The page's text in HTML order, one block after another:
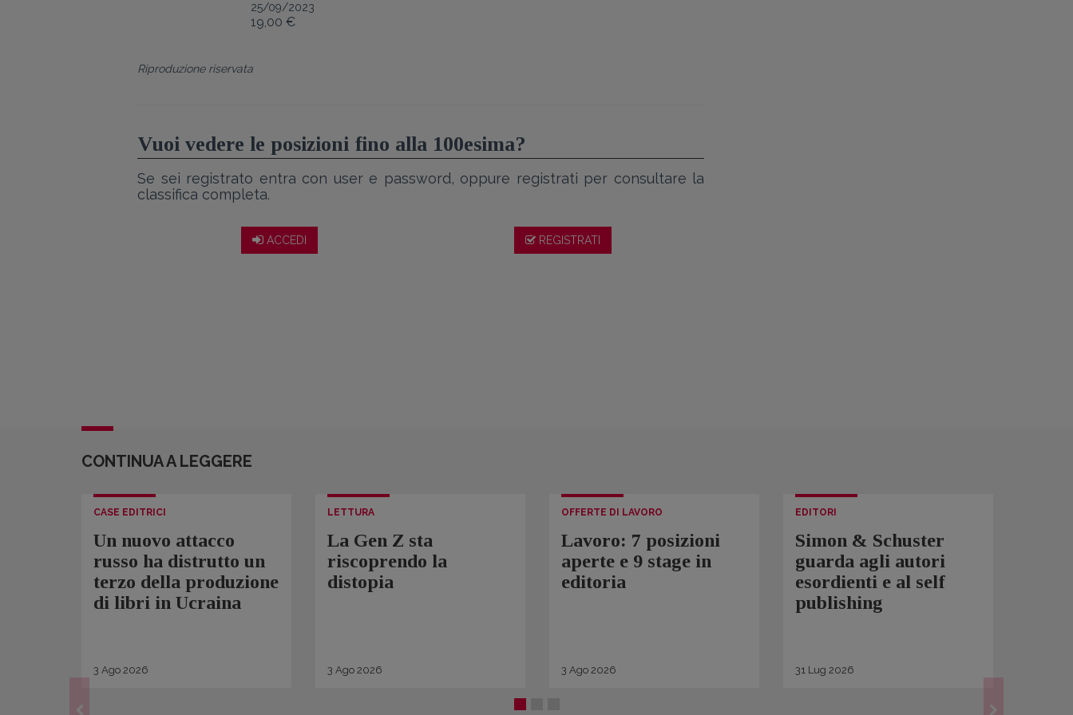
25/09/2023
19,00 €
Riproduzione riservata
Vuoi vedere le posizioni fino alla 100esima?
Se sei registrato entra con user e password, oppure registrati per consultare la
classifica completa.
ACCEDI REGISTRATI
CONTINUA A LEGGERE
CASE EDITRICI
Un nuovo attacco
russo ha distrutto un
terzo della produzione
di libri in Ucraina
3 Ago 2026
LETTURA
La Gen Z sta
riscoprendo la
distopia
3 Ago 2026
OFFERTE DI LAVORO
Lavoro: 7 posizioni
aperte e 9 stage in
editoria
3 Ago 2026
EDITORI
Simon & Schuster
guarda agli autori
esordienti e al self
publishing
31 Lug 2026